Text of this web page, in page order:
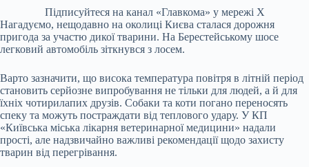
Підписуйтеся на канал «Главкома» у мережі Х
Нагадуємо, нещодавно на околиці Києва сталася дорожня
пригода за участю дикої тварини. На Берестейському шосе
легковий автомобіль зіткнувся з лосем.
Варто зазначити, що висока температура повітря в літній період
становить серйозне випробування не тільки для людей, а й для
їхніх чотирилапих друзів. Собаки та коти погано переносять
спеку та можуть постраждати від теплового удару. У КП
«Київська міська лікарня ветеринарної медицини» надали
прості, але надзвичайно важливі рекомендації щодо захисту
тварин від перегрівання.